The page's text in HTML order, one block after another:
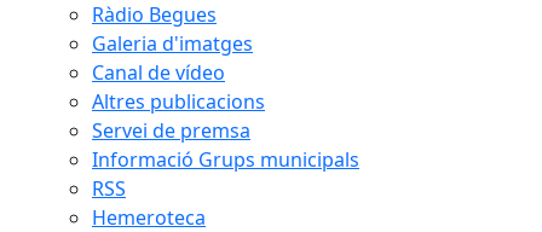
Ràdio Begues
Galeria d'imatges
Canal de vídeo
Altres publicacions
Servei de premsa
Informació Grups municipals
RSS
Hemeroteca